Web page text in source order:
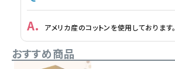
アメリカ産のコットンを使用しております。
おすすめ商品